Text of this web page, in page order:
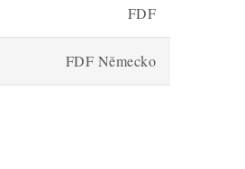
FDF
FDF Německo